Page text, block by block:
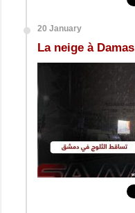
20 January
La neige à Damas